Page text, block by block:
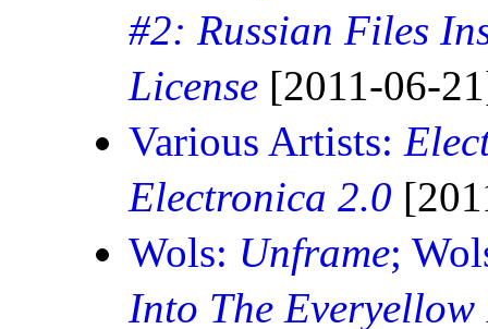
#2: Russian Files
License [2011-06-
Various Artists:
Electronica 2.0
Wols: Unframe;
Into The